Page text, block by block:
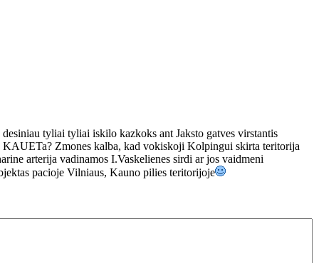
tyliai tyliai iskilo kazkoks ant Jaksto gatves virstantis
KAUETa? Zmones kalba, kad vokiskoji Kolpingui skirta teritorija
arterija vadinamos I.Vaskelienes sirdi ar jos vaidmeni
pacioje Vilniaus, Kauno pilies teritorijoje